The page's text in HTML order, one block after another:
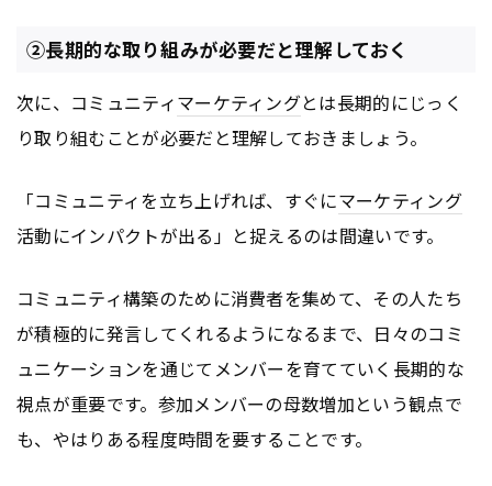
②長期的な取り組みが必要だと理解しておく
次に、コミュニティマーケティングとは長期的にじっく
り取り組むことが必要だと理解しておきましょう。
「コミュニティを立ち上げれば、すぐにマーケティング
活動にインパクトが出る」と捉えるのは間違いです。
コミュニティ構築のために消費者を集めて、その人たち
が積極的に発言してくれるようになるまで、日々のコミ
ュニケーションを通じてメンバーを育てていく長期的な
視点が重要です。参加メンバーの母数増加という観点で
も、やはりある程度時間を要することです。